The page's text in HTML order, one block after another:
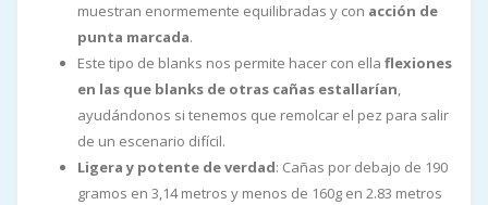
muestran enormemente equilibradas y con acción de
punta marcada.
Este tipo de blanks nos permite hacer con ella flexiones
en las que blanks de otras cañas estallarían,
ayudándonos si tenemos que remolcar el pez para salir
de un escenario difícil.
Ligera y potente de verdad: Cañas por debajo de 190
gramos en 3,14 metros y menos de 160g en 2.83 metros